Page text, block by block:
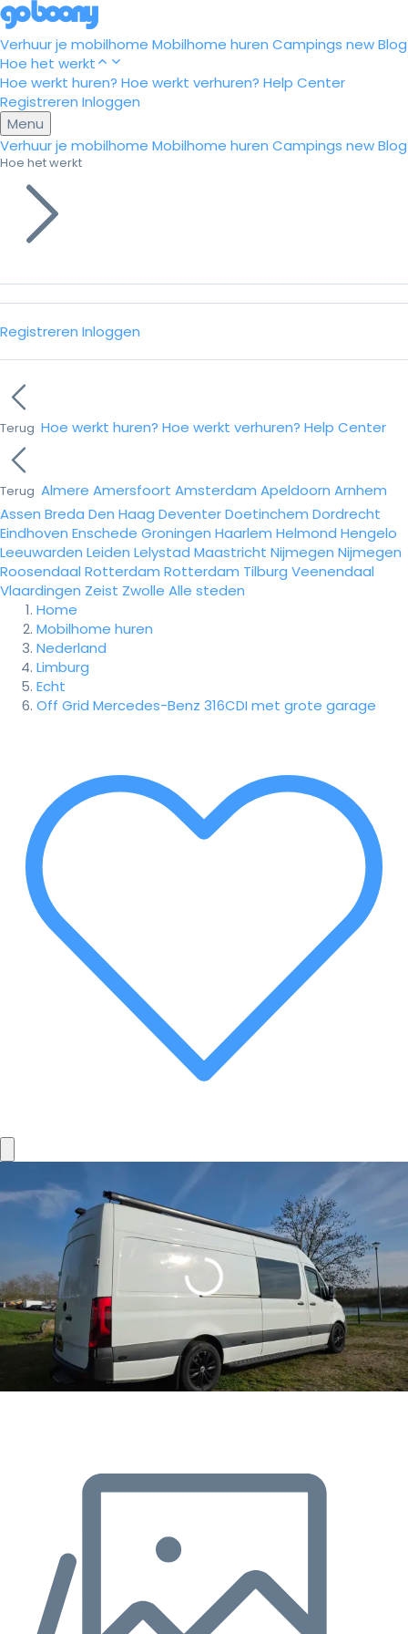
Verhuur je mobilhome Mobilhome huren Campings newBlog
Hoe het werkt
Hoe werkt huren? Hoe werkt verhuren? Help Center
Registreren Inloggen
Menu
Verhuur je mobilhome Mobilhome huren Campings newBlog
Hoe het werkt
Registreren Inloggen
Terug Hoe werkt huren? Hoe werkt verhuren? Help Center
Terug Almere Amersfoort Amsterdam Apeldoorn Arnhem
Assen Breda Den Haag DeventerDoetinchem Dordrecht
Eindhoven Enschede Groningen Haarlem Helmond Hengelo
Leeuwarden Leiden Lelystad Maastricht Nijmegen Nijmegen
Roosendaal Rotterdam Rotterdam Tilburg Veenendaal
Vlaardingen Zeist Zwolle Alle steden
Home
Mobilhome huren
Nederland
Limburg
Echt
Off Grid Mercedes-Benz 316CDI met grote garage